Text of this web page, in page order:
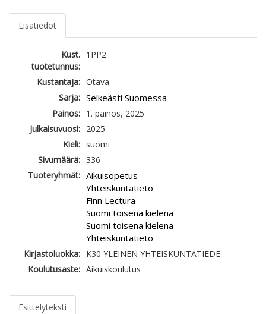
Lisätiedot
Kust.
tuotetunnus:
1PP2
Kustantaja: Otava
Sarja: Selkeästi Suomessa
Painos: 1. painos, 2025
Julkaisuvuosi: 2025
Kieli: suomi
Sivumäärä: 336
Tuoteryhmät: Aikuisopetus
Yhteiskuntatieto
Finn Lectura
Suomi toisena kielenä
Suomi toisena kielenä
Yhteiskuntatieto
Kirjastoluokka: K30 YLEINEN YHTEISKUNTATIEDE
Koulutusaste: Aikuiskoulutus
Esittelyteksti